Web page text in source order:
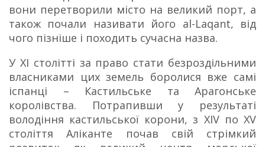
вони перетворили місто на великий порт, а
також почали називати його al-Laqant, від
чого пізніше і походить сучасна назва.
У XI столітті за право стати безроздільними
власниками цих земель боролися вже самі
іспанці – Кастильське та Арагонське
королівства. Потрапивши у результаті
володіння кастильської корони, з XIV по XV
століття Аліканте почав свій стрімкий